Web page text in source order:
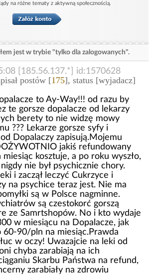
na różne tematy z aktywną społecznością.
jest w trybie "tylko dla zalogowanych".
[185.56.137.*] id:1570628
postów [175], status [wyjadacz]
to Ay-Way!!! od razu by
te gorsze dopalacze od lekarzy
berety to nie widzę mowy
??? Lekarze gorsze syfy i
Dopalaczy zapisują.Mojemu
jakiś refundowany
miesiąc kosztuje, a po roku wyszło,
nie był psychicznie chory.
i zaczął leczyć Cukrzyce i
na psychice teraz jest. Nie ma
są w Polsce nagminne.
są czestokorć gorszą
ze Samrtshopów. No i kto wydaje
w miesiącu na Dopalacze, jak
60-90/pln na miesiąc.Prawda
w oczy! Uwazajcie na leki od
chyba zarabiają na ich
Skarbu Państwa na refund,
zarabiały na zdrowiu